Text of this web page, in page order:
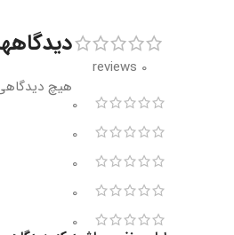
0 reviews
0
0
0
0
0
هیچ